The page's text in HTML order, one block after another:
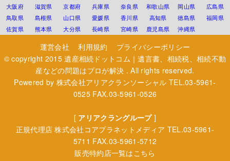
大阪府
滋賀県 京都府 兵庫県 奈良県 和歌山県 岡山県
広島県
鳥取県
島根県 山口県 愛媛県 香川県 高知県 徳島県
福岡県
佐賀県
熊本県 大分県 長崎県 宮崎県 鹿児島県 沖縄県
運営会社 利用規約
プライバシーポリシー
© copyright 2015遺産相続ドットコム｜遺言書、相続税、相続不動
産などの問題はプロが解決 . All rights reserved.
Powered by 株式会社アリアクランソーシャル TEL.03-5961-
0525 FAX.03-5961-0526
[ アリアクラングループ]
正規代理店株式会社コアプラネットメディア TEL.03-5961-
5711 FAX.03-5961-5712
販売特約店一覧はこちら